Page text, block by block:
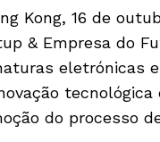
Kong, 16 de
& Empresa do
eletrónicas
do processo